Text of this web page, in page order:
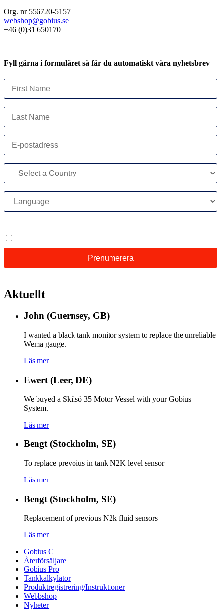
Org. nr 556720-5157
webshop@gobius.se
+46 (0)31 650170
Fyll gärna i formuläret så får du automatiskt våra nyhetsbrev
Aktuellt
John (Guernsey, GB)
I wanted a black tank monitor system to replace the unreliable
Wema gauge.
Läs mer
Ewert (Leer, DE)
We buyed a Skilsö 35 Motor Vessel with your Gobius
System.
Läs mer
Bengt (Stockholm, SE)
To replace prevoius in tank N2K level sensor
Läs mer
Bengt (Stockholm, SE)
Replacement of previous N2k fluid sensors
Läs mer
Gobius C
Återförsäljare
Gobius Pro
Tankkalkylator
Produktregistrering/Instruktioner
Webbshop
Nyheter